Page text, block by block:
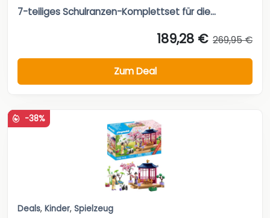
7-teiliges Schulranzen-Komplettset für die...
189,28 € 269,95 €
Zum Deal
-38%
Deals, Kinder, Spielzeug